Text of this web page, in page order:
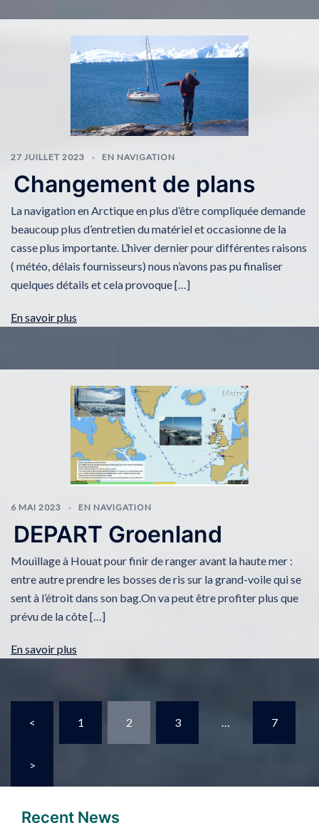
27 JUILLET 2023 EN NAVIGATION
Changement de plans
La navigation en Arctique en plus d’être compliquée demande
beaucoup plus d’entretien du matériel et occasionne de la
casse plus importante. L’hiver dernier pour différentes raisons
( météo, délais fournisseurs) nous n’avons pas pu finaliser
quelques détails et cela provoque […]
En savoir plus
6 MAI 2023 EN NAVIGATION
DEPART Groenland
Mouillage à Houat pour finir de ranger avant la haute mer :
entre autre prendre les bosses de ris sur la grand-voile qui se
sent à l’étroit dans son bag.On va peut être profiter plus que
prévu de la côte […]
En savoir plus
< 1 2 3 … 7
>
Recent News